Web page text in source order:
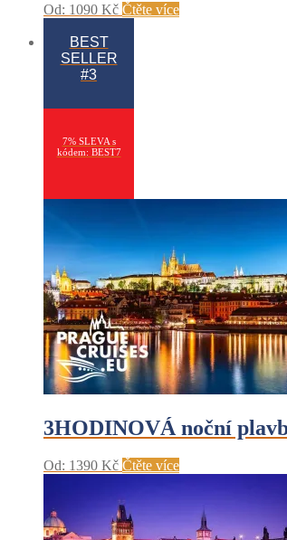
Od: 1090 Kč Čtěte více
BEST
SELLER
#3
7% SLEVA s
kódem: BEST7
3HODINOVÁ noční
Od: 1390 Kč Čtěte více